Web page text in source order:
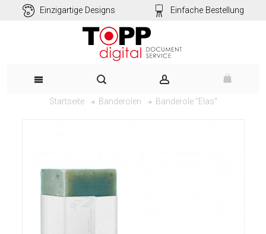
Einzigartige Designs Einfache Bestellung
Startseite Banderolen Banderole "Elas"